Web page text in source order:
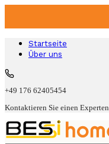
Startseite
Über uns
+49 176 62405454
Kontaktieren Sie einen Experten